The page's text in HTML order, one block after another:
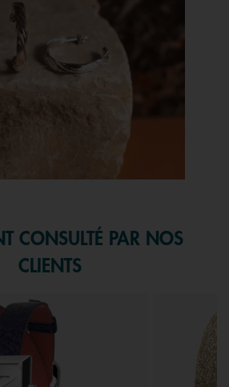
CONSULTÉ PAR NOS
CLIENTS